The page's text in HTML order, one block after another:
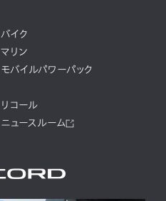
バイク
マリン
モバイルパワーパック
リコール
ニュースルーム